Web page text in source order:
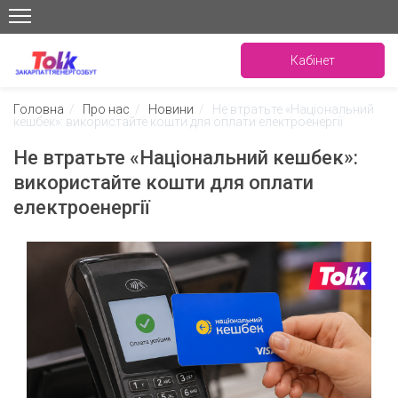
Кабінет
Головна / Про нас / Новини /
Не втратьте «Національний
кешбек»: використайте кошти для оплати електроенергії
Не втратьте «Національний кешбек»:
використайте кошти для оплати
електроенергії